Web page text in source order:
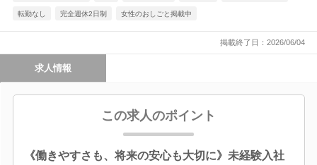
転勤なし 完全週休2日制 女性のおしごと掲載中
掲載終了日：2026/06/04
求人情報
この求人のポイント
《働きやすさも、将来の安心も大切に》未経験入社